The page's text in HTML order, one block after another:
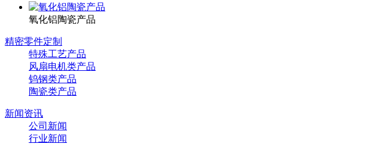
氧化铝陶瓷产品
精密零件定制
特殊工艺产品
风扇电机类产品
钨钢类产品
陶瓷类产品
新闻资讯
公司新闻
行业新闻